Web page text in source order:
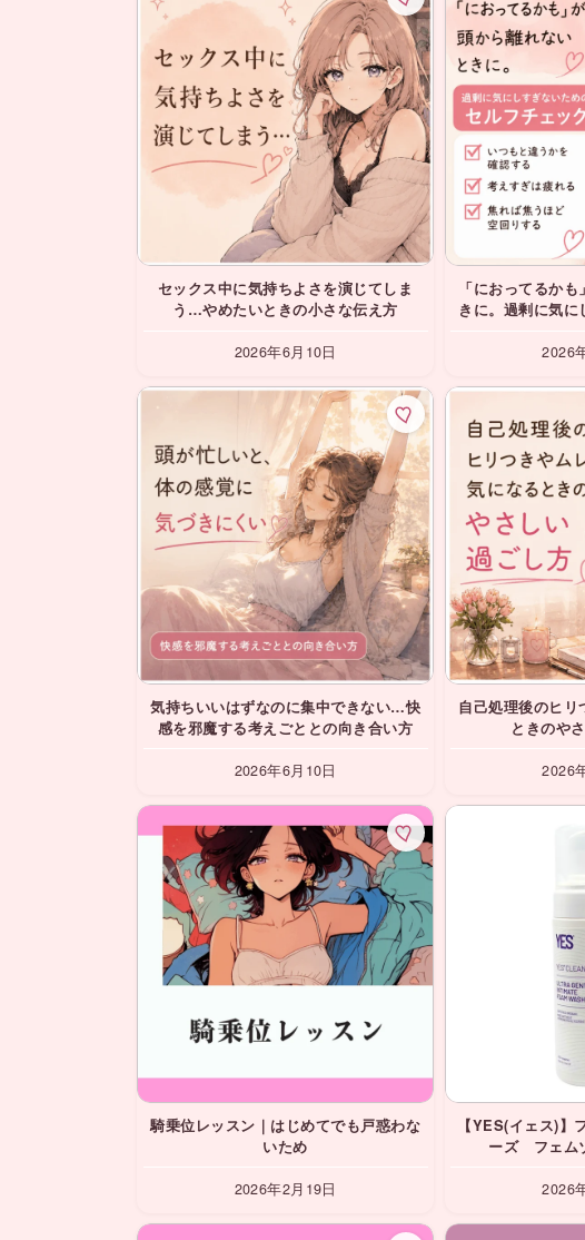
セックス中に気持ちよさを演じてしま
う…やめたいときの小さな伝え方
2026年6月10日
「におってるか
きに。過剰に気に
2026
気持ちいいはずなのに集中できない…快
感を邪魔する考えごととの向き合い方
2026年6月10日
自己処理後のヒリ
ときのや
2026
騎乗位レッスン｜はじめてでも戸惑わな
いため
2026年2月19日
【YES(イェス)】
ーズ フェム
2026